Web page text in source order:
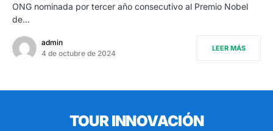
ONG nominada por tercer año consecutivo al Premio Nobel
de…
admin
4 de octubre de 2024
LEER MÁS
TOUR INNOVACIÓN